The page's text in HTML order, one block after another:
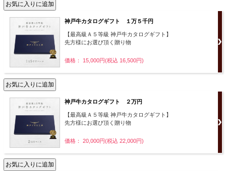
神戸牛カタログギフト １万５千円
【最高級Ａ５等級 神戸牛カタログギフト】
先方様にお選び頂く贈り物
価格： 15,000円(税込 16,500円)
神戸牛カタログギフト ２万円
【最高級Ａ５等級 神戸牛カタログギフト】
先方様にお選び頂く贈り物
価格： 20,000円(税込 22,000円)